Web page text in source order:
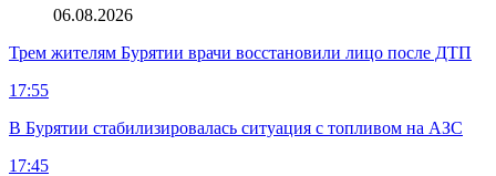
06.08.2026
Трем жителям Бурятии врачи восстановили лицо после ДТП
17:55
В Бурятии стабилизировалась ситуация с топливом на АЗС
17:45